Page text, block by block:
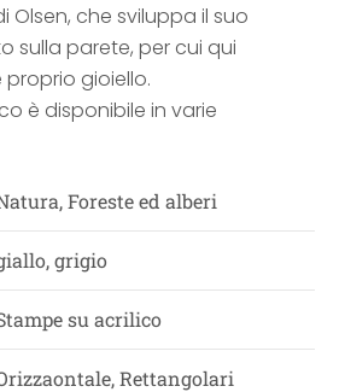
che sviluppa il suo
sulla parete, per cui qui
gioiello.
è disponibile in varie
Foreste ed alberi
grigio
su acrilico
Rettangolari